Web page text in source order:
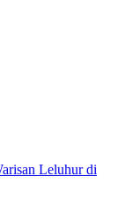
Leluhur di